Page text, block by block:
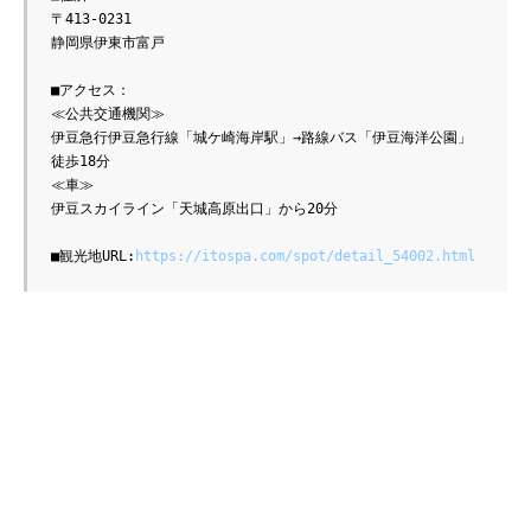
〒413-0231
静岡県伊東市富戸
■アクセス：
≪公共交通機関≫
伊豆急行伊豆急行線「城ケ崎海岸駅」→路線バス「伊豆海洋公園」
徒歩18分
≪車≫
伊豆スカイライン「天城高原出口」から20分
■観光地URL: https://itospa.com/spot/detail_54002.html